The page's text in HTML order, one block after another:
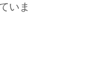
いま